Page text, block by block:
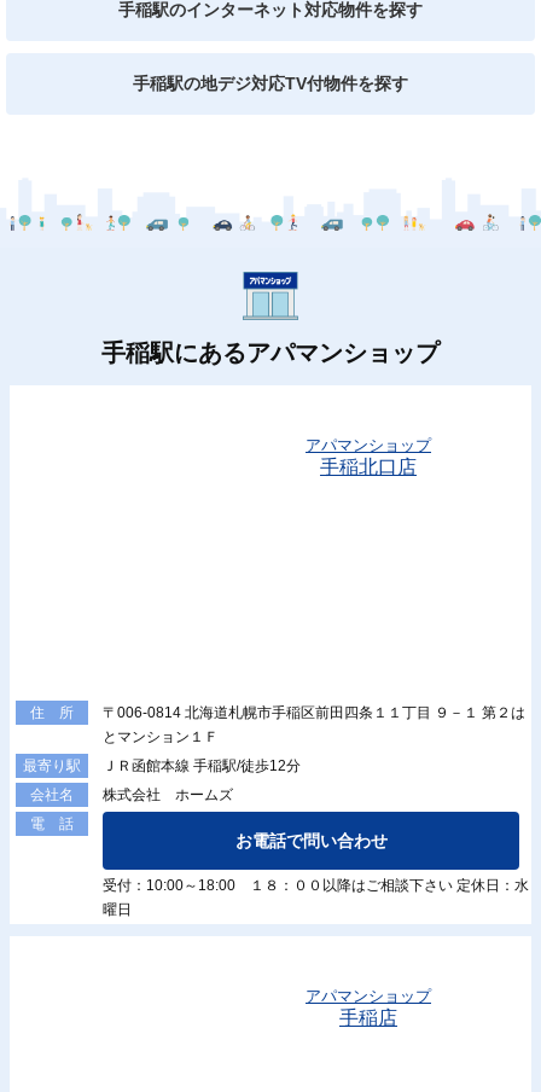
手稲駅のインターネット対応物件を探す
手稲駅の地デジ対応TV付物件を探す
手稲駅にあるアパマンショップ
アパマンショップ
手稲北口店
住 所
〒006-0814 北海道札幌市手稲区前田四条１１丁目 ９－１ 第２は
とマンション１Ｆ
最寄り駅
ＪＲ函館本線 手稲駅/徒歩12分
会社名
株式会社 ホームズ
電 話
お電話で問い合わせ
受付：10:00～18:00 １８：００以降はご相談下さい 定休日：水
曜日
アパマンショップ
手稲店